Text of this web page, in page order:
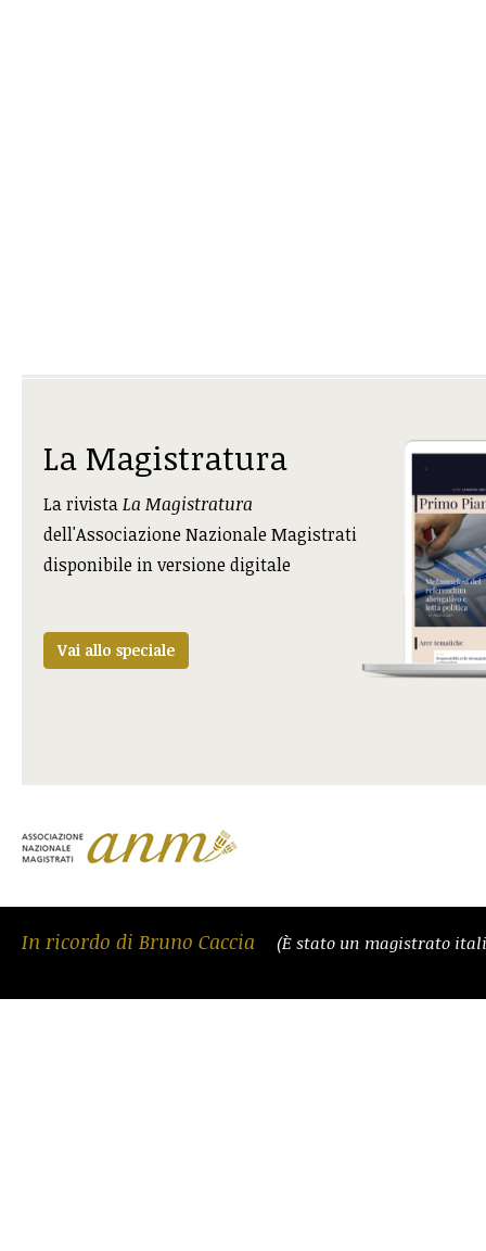
La Magistratura
La rivistaLa Magistratura
dell'Associazione Nazionale Magistrati
disponibile in versione digitale
Vai allo speciale
In ricordo di Bruno Caccia (È stato un magistrato